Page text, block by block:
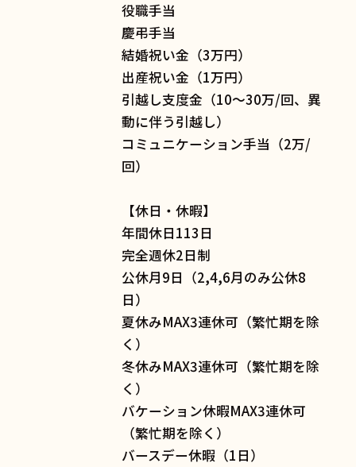
役職手当
慶弔手当
結婚祝い金（3万円）
出産祝い金（1万円）
引越し支度金（10〜30万/回、異
動に伴う引越し）
コミュニケーション手当（2万/
回）
【休日・休暇】
年間休日113日
完全週休2日制
公休月9日（2,4,6月のみ公休8
日）
夏休みMAX3連休可（繁忙期を除
く）
冬休みMAX3連休可（繁忙期を除
く）
バケーション休暇MAX3連休可
（繁忙期を除く）
バースデー休暇（1日）